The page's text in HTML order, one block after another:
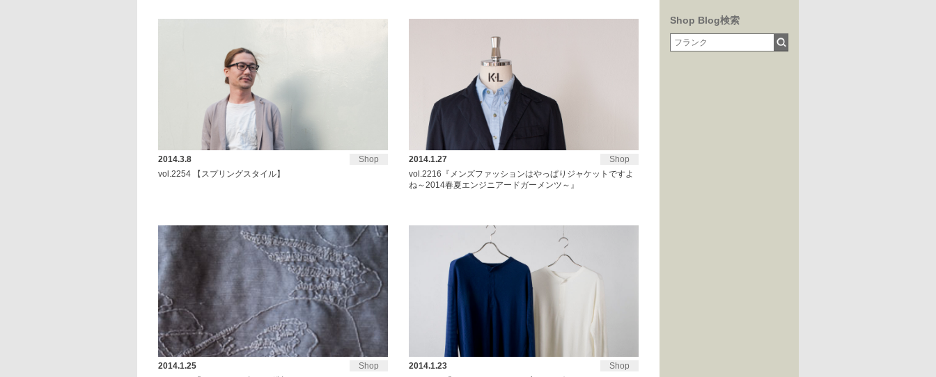
Shop
2014.3.8
vol.2254 【スプリングスタイル】
Shop
2014.1.27
vol.2216『メンズファッションはやっぱりジャケットですよ
ね～2014春夏エンジニアードガーメンツ～』
Shop
2014.1.25
Shop
2014.1.23
Shop Blog検索